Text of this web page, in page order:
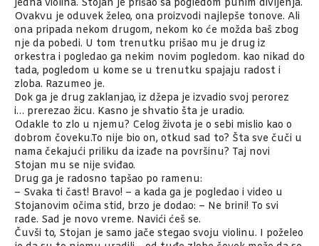
jedna violina. Stojan je prišao sa pogledom punim divljenja.
Ovakvu je oduvek želeo, ona proizvodi najlepše tonove. Ali
ona pripada nekom drugom, nekom ko će možda baš zbog
nje da pobedi. U tom trenutku prišao mu je drug iz
orkestra i pogledao ga nekim novim pogledom. kao nikad do
tada, pogledom u kome se u trenutku spajaju radost i
zloba. Razumeo je.
Dok ga je drug zaklanjao, iz džepa je izvadio svoj perorez
i… prerezao žicu. Kasno je shvatio šta je uradio.
Odakle to zlo u njemu? Celog života je o sebi mislio kao o
dobrom čoveku.To nije bio on, otkud sad to? Šta sve čuči u
nama čekajući priliku da izađe na površinu? Taj novi
Stojan mu se nije sviđao.
Drug ga je radosno tapšao po ramenu:
– Svaka ti čast! Bravo! – a kada ga je pogledao i video u
Stojanovim očima stid, brzo je dodao: – Ne brini! To svi
rade. Sad je novo vreme. Navići ćeš se.
Čuvši to, Stojan je samo jače stegao svoju violinu. I poželeo